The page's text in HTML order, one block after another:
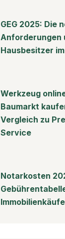
GEG 2025: Die
Anforderungen
Hausbesitzer
Werkzeug
Baumarkt
Vergleich zu
Service
Notarkosten